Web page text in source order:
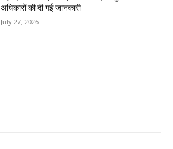
अधिकारों की दी गई जानकारी
July 27, 2026